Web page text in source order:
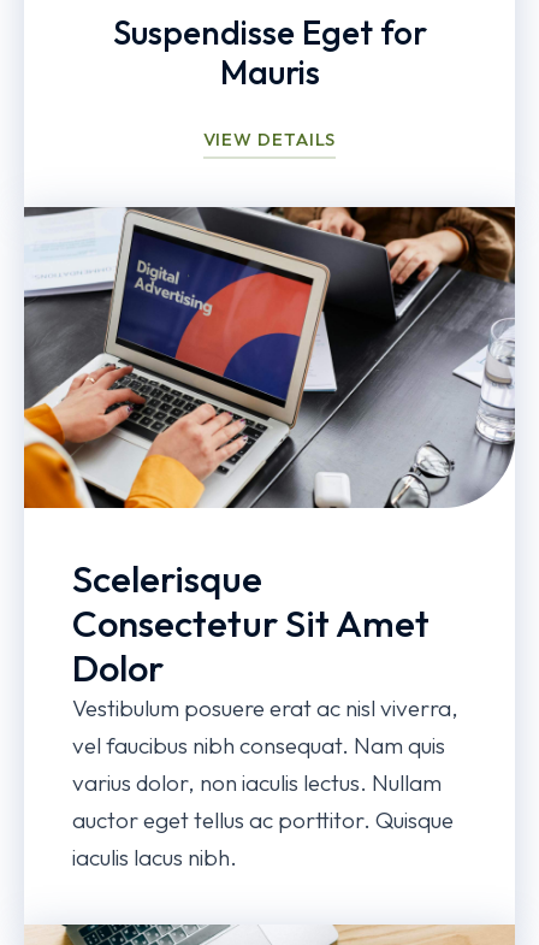
Suspendisse Eget for
Mauris
VIEW DETAILS
Scelerisque
Consectetur Sit Amet
Dolor
Vestibulum posuere erat ac nisl viverra,
vel faucibus nibh consequat. Nam quis
varius dolor, non iaculis lectus. Nullam
auctor eget tellus ac porttitor. Quisque
iaculis lacus nibh.